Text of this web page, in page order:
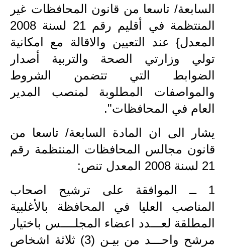
المرحلة المتوسطة
المرحلة الاعدادية
مرشحات
المرحلة الابتدائية
المرحلة المتوسطة
المرحلة الاعدادية
كتب مدرسية
المرحلة الابتدائية
المرحلة المتوسطة
المرحلة الاعدادية
ملازم دراسية
السابعة/ تاسعا من قانون المحافظات غير
المنتظمة في أقليم رقم 21 لسنة 2008
المعدل} عند التعيين والاقالة مع امكانية
تولي وزارتي الصحة والتربية أصدار
الضوابط التي تتضمن الشروط
والمواصفات المطلوبة لمنصب المدير
العام في المحافظات".
يشار الى ان المادة السابعة/ تاسعا من
قانون مجالس المحافظات المنتظمة رقم
21 لسنة 2008 المعدل تنص:
1 ــ الموافقة على ترشيح اصحاب
المناصب العليا في المحافظة بالأغلبية
المطلقة لعـــدد اعضاء المجلــــس باختيار
مرشح واحـــد من بيـن (3) ثلاثة اشخاص